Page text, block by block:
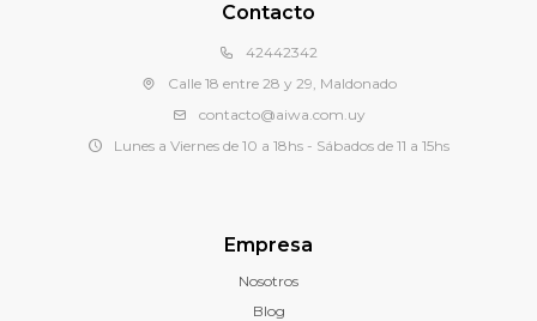
Contacto
42442342
Calle 18 entre 28 y 29, Maldonado
contacto@aiwa.com.uy
Lunes a Viernes de 10 a 18hs - Sábados de 11 a 15hs
Empresa
Nosotros
Blog